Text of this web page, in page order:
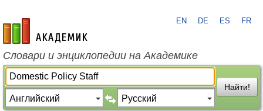
academic.ru
EN DE ES FR
Словари и энциклопедии на Академике
Найти!